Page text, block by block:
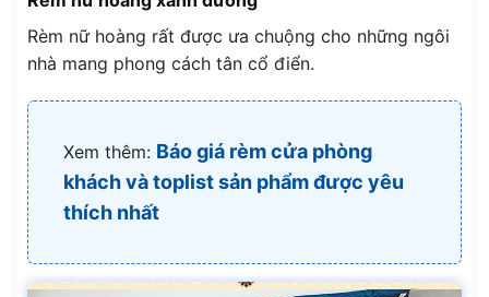
Rèm nữ hoàng rất được ưa chuộng cho những ngôi
nhà mang phong cách tân cổ điển.
Xem thêm: Báo giá rèm cửa phòng
khách và toplist sản phẩm được yêu
thích nhất